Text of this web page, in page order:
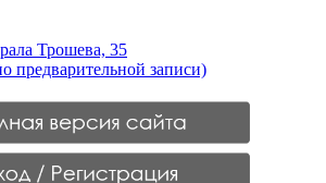
Трошева, 35
предварительной записи)